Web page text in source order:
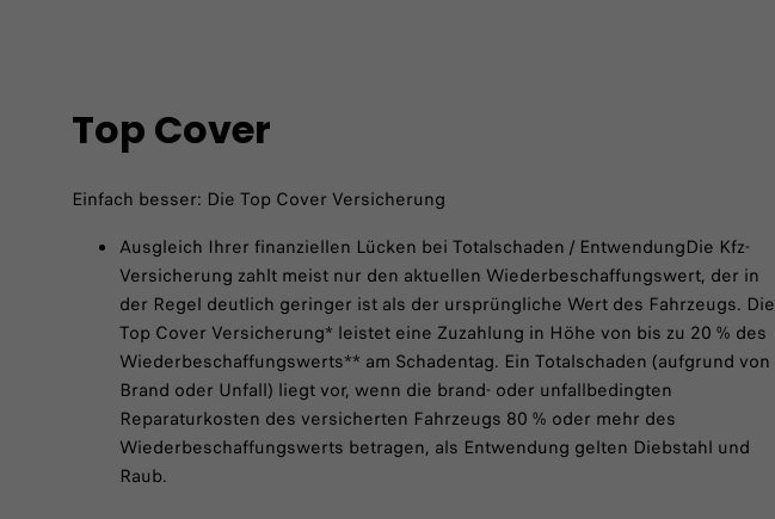
Top Cover
Einfach besser: Die Top Cover Versicherung
Ausgleich Ihrer finanziellen Lücken bei Totalschaden / EntwendungDie Kfz-
Versicherung zahlt meist nur den aktuellen Wiederbeschaffungswert, der in
der Regel deutlich geringer ist als der ursprüngliche Wert des Fahrzeugs. Die
Top Cover Versicherung* leistet eine Zuzahlung in Höhe von bis zu 20 % des
Wiederbeschaffungswerts** am Schadentag. Ein Totalschaden (aufgrund von
Brand oder Unfall) liegt vor, wenn die brand- oder unfallbedingten
Reparaturkosten des versicherten Fahrzeugs 80 % oder mehr des
Wiederbeschaffungswerts betragen, als Entwendung gelten Diebstahl und
Raub.